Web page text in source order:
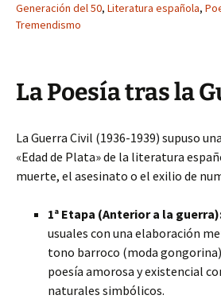
Generación del 50, Literatura española,
Tremendismo
La Poesía tras la
La Guerra Civil (1936-1939) supuso
«Edad de Plata» de la literatura
muerte, el asesinato o el exilio de
1ª Etapa (Anterior a la
usuales con una elaboración
tono barroco (moda
poesía amorosa y existencial
naturales simbólicos.